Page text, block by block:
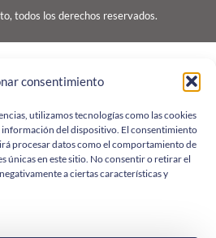
consentimiento
utilizamos tecnologías como las cookies
información del dispositivo. El consentimiento
procesar datos como el comportamiento de
únicas en este sitio. No consentir o retirar el
a ciertas características y
todos los derechos reservados.